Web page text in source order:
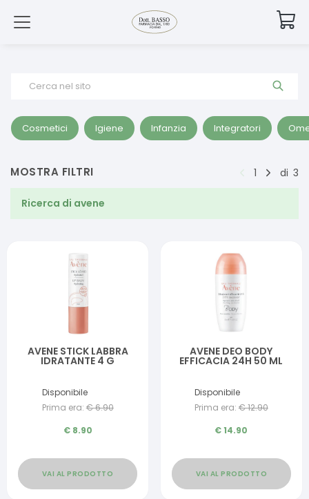
Cerca nel sito
Cosmetici Igiene Infanzia Integratori
MOSTRA FILTRI 1 di 3
Ricerca di avene
AVENE STICK LABBRA
IDRATANTE 4 G
Disponibile
Prima era: €6.90
€ 8.90
VAI AL PRODOTTO
AVENE DEO BODY
EFFICACIA 24H 50 ML
Disponibile
Prima era: €12.90
€14.90
VAI AL PRODOTTO